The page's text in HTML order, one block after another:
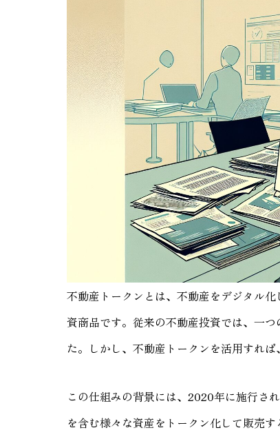
不動産トークンとは、不動産をデジタル
資商品です。従来の不動産投資では、一
た。しかし、不動産トークンを活用すれ
この仕組みの背景には、2020年に施行さ
を含む様々な資産をトークン化して販売